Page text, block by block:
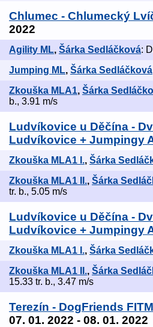
Chlumec - Chlumecký
2022
Agility ML, Šárka Sedláčková:
Jumping ML, Šárka Sedláčková
Zkouška MLA1, Šárka
b., 3.91 m/s
Ludvíkovice u Děčína -
Ludvíkovice + Jumpingy
Zkouška MLA1 I., Šárka
Zkouška MLA1 II., Šárka
tr. b., 5.05 m/s
Ludvíkovice u Děčína -
Ludvíkovice + Jumpingy
Zkouška MLA1 I., Šárka
Zkouška MLA1 II., Šárka
15.33 tr. b., 3.47 m/s
Terezín - DogFriends
07. 01. 2022 - 08. 01. 2022